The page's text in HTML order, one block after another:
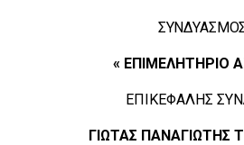
« ΕΠΙΜΕΛΗΤΗΡΙΟ
ΕΠΙΚΕΦΑΛΗΣ
ΓΙΩΤΑΣ ΠΑΝΑΓΙΩΤΗΣ